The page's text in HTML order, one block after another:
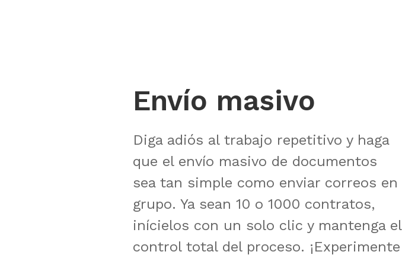
Envío masivo
Diga adiós al trabajo repetitivo y haga
que el envío masivo de documentos
sea tan simple como enviar correos en
grupo. Ya sean 10 o 1000 contratos,
inícielos con un solo clic y mantenga el
control total del proceso. ¡Experimente